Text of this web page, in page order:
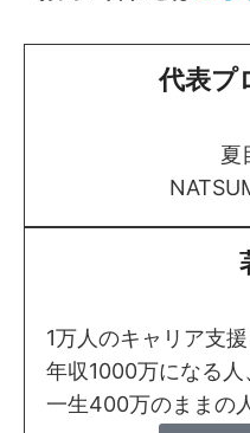
代表プ
夏
1万人のキャリア支
年収1000万になる人
一生400万のままの